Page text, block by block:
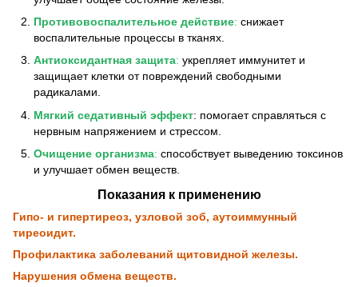
Противовоспалительное действие: снижает
воспалительные процессы в тканях.
Антиоксидантная защита: укрепляет иммунитет и
защищает клетки от повреждений свободными
радикалами.
Мягкий седативный эффект: помогает справляться с
нервным напряжением и стрессом.
Очищение организма: способствует выведению токсинов
и улучшает обмен веществ.
Показания к применению
Гипо- и гипертиреоз, узловой зоб, аутоиммунный
тиреоидит.
Профилактика заболеваний щитовидной железы.
Нарушения обмена веществ.